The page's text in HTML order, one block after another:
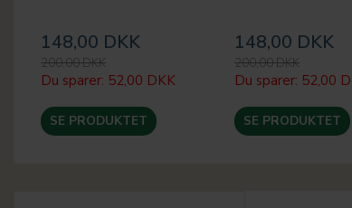
148,00 DKK
200,00 DKK
Du sparer: 52,00 DKK
SE PRODUKTET
148,00 DKK
200,00 DKK
Du sparer: 52,00
SE PRODUKTET